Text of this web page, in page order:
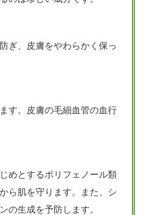
ぎ、皮膚をやわらかく保っ
す。皮膚の毛細血管の血行
めとするポリフェノール類
ら肌を守ります。また、シ
の生成を予防します。